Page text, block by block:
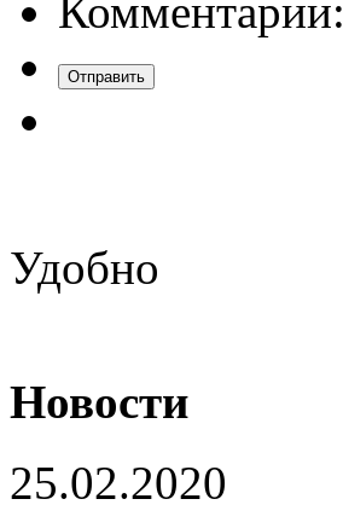
Комментарии:
Удобно
Новости
25.02.2020